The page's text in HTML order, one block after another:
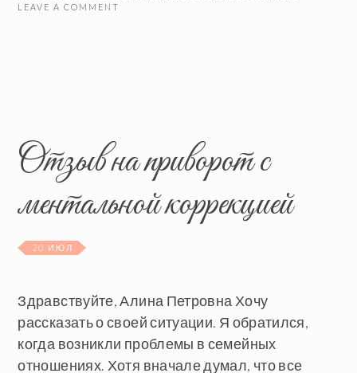
LEAVE A COMMENT
Отзыв на приворот с
ментальной коррекцией
20 ИЮЛ
Здравствуйте, Алина Петровна Хочу
рассказать о своей ситуации. Я обратился,
когда возникли проблемы в семейных
отношениях. Хотя вначале думал, что все